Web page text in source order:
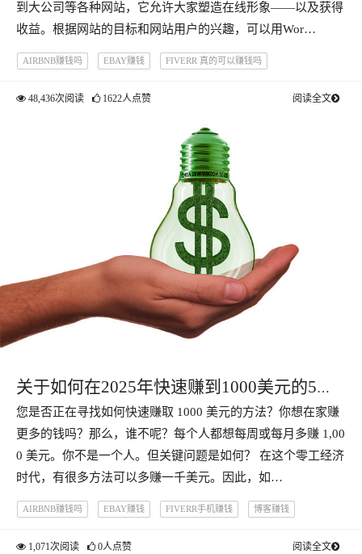
到大公司等各种网站，它允许大家塑造在线形象——以及获得
收益。根据网站的目标和网站用户的兴趣，可以用Wor…
AIRBNB赚钱吗 EBAY赚钱 FIVERR 真的可以赚钱吗
48,436次阅读 1622人点赞 阅读全文
关于如何在2025年快速赚到1000美元的5个
想法
您是否正在寻找如何快速赚取 1000 美元的方法？你想在家赚
更多的钱吗？那么，谁不呢？每个人都想每周或每月多赚 1,00
0 美元。你不是一个人。但关键问题是如何？ 在这个零工经济
时代，有很多方法可以多赚一千美元。因此，如…
AIRBNB赚钱吗 EBAY赚钱 FIVERR手机赚钱 博客赚钱
1,071次阅读 0人点赞 阅读全文